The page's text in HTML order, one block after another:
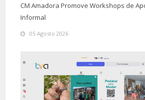
CM Amadora Promove Workshops de
Informal
05 Agosto 2026